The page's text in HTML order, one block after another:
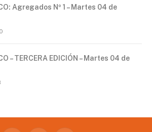
Agregados Nº 1 – Martes 04 de
– TERCERA EDICIÓN – Martes 04 de